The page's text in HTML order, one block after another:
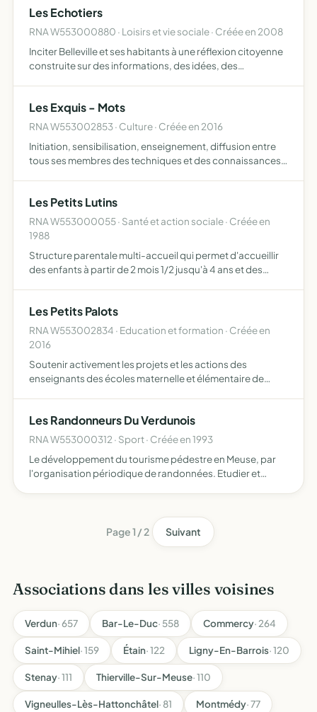
Les Echotiers
RNA W553000880 · Loisirs et vie sociale · Créée en 2008
Inciter Belleville et ses habitants à une réflexion citoyenne
construite sur des informations, des idées, des
Les Exquis - Mots
RNA W553002853 · Culture · Créée en 2016
Initiation, sensibilisation, enseignement, diffusion entre
tous ses membres des techniques et des connaissances
Les Petits Lutins
RNA W553000055 · Santé et action sociale · Créée en
1988
Structure parentale multi-accueil qui permet d'accueillir
des enfants à partir de 2 mois 1/2 jusqu'à 4 ans et des
Les Petits Palots
RNA W553002834 · Education et formation · Créée en
2016
Soutenir activement les projets et les actions des
enseignants des écoles maternelle et élémentaire de
thème autour de l'é…
Les Randonneurs Du Verdunois
RNA W553000312 · Sport · Créée en 1993
Le développement du tourisme pédestre en Meuse, par
l'organisation périodique de randonnées. Etudier et
Page 1 / 2 Suivant
Associations dans les villes voisines
Verdun· 657 Bar-Le-Duc· 558 Commercy· 264
Saint-Mihiel· 159 Étain· 122 Ligny-En-Barrois· 120
Stenay· 111 Thierville-Sur-Meuse· 110
Vigneulles-Lès-Hattonchâtel· 81 Montmédy· 77